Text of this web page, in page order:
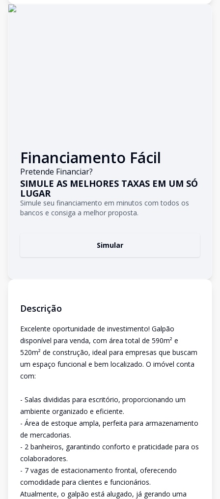
Financiamento Fácil
Pretende Financiar?
SIMULE AS MELHORES TAXAS EM UM SÓ
LUGAR
Simule seu financiamento em minutos com todos os
bancos e consiga a melhor proposta.
Simular
Descrição
Excelente oportunidade de investimento! Galpão
disponível para venda, com área total de 590m² e
520m² de construção, ideal para empresas que buscam
um espaço funcional e bem localizado. O imóvel conta
com:
- Salas divididas para escritório, proporcionando um
ambiente organizado e eficiente.
- Área de estoque ampla, perfeita para armazenamento
de mercadorias.
- 2 banheiros, garantindo conforto e praticidade para os
colaboradores.
- 7 vagas de estacionamento frontal, oferecendo
comodidade para clientes e funcionários.
Atualmente, o galpão está alugado, já gerando uma